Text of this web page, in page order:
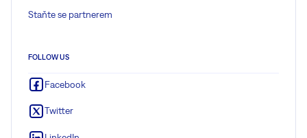
Staňte se partnerem
FOLLOW US
Facebook
Twitter